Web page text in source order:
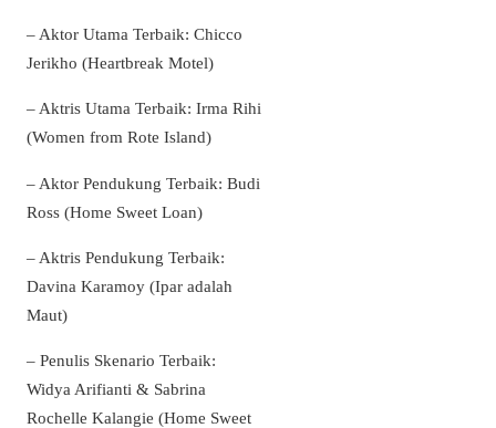
– Aktor Utama Terbaik: Chicco
Jerikho (Heartbreak Motel)
– Aktris Utama Terbaik: Irma Rihi
(Women from Rote Island)
– Aktor Pendukung Terbaik: Budi
Ross (Home Sweet Loan)
– Aktris Pendukung Terbaik:
Davina Karamoy (Ipar adalah
Maut)
– Penulis Skenario Terbaik:
Widya Arifianti & Sabrina
Rochelle Kalangie (Home Sweet